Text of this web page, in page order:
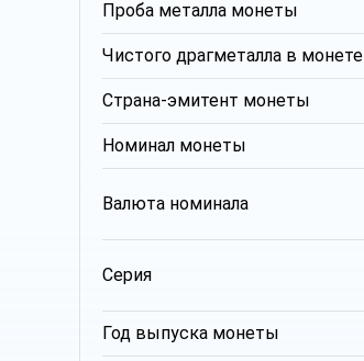
Проба металла монеты
Чистого драгметалла в монете
Страна-эмитент монеты
Номинал монеты
Валюта номинала
Серия
Год выпуска монеты